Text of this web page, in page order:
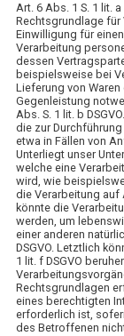
Art. 6 Abs. 1 S. 1 lit.
Rechtsgrundlage für
Einwilligung für
Verarbeitung
dessen
beispielsweise bei
Lieferung von
Gegenleistung
Abs. S. 1 lit. b
die zur
etwa in Fällen von
Unterliegt unser
welche eine
wird, wie
die Verarbeitung auf
könnte die
werden, um
einer anderen
DSGVO. Letztlich
1 lit. f DSGVO
Rechtsgrundlagen
eines berechtigten
erforderlich ist,
des Betroffenen